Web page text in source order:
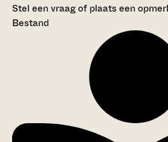
Stel een vraag of plaats een
Bestand